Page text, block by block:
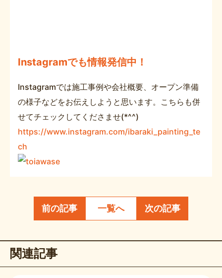
Instagramでも情報発信中！
Instagramでは施工事例や会社概要、オープン準備
の様子などをお伝えしようと思います。こちらも併
せてチェックしてくださませ(*^^)
https://www.instagram.com/ibaraki_painting_te
ch
前の記事 一覧へ 次の記事
関連記事